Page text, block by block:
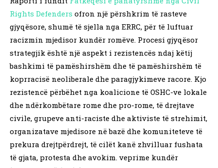
Rights Defenders ofron një përshkrim të rasteve
gjyqësore, shumë të sjella nga ERRC, për të luftuar
racizmin mjedisor kundër romëve. Procesi gjyqësor
strategjik është një aspekt i rezistencës ndaj këtij
bashkimi të pamëshirshëm dhe të pamëshirshëm të
koprracisë neoliberale dhe paragjykimeve racore. Kjo
rezistencë përbëhet nga koalicione të OSHC-ve lokale
dhe ndërkombëtare rome dhe pro-rome, të drejtave
civile, grupeve anti-raciste dhe aktiviste të strehimit,
organizatave mjedisore në bazë dhe komuniteteve të
prekura drejtpërdrejt, të cilët kanë zhvilluar fushata
të gjata, protesta dhe avokim. veprime kundër